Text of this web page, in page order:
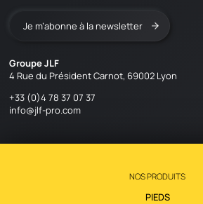
Je m’abonne à la newsletter
Groupe JLF
4 Rue du Président Carnot, 69002 Lyon
+33 (0)4 78 37 07 37
info@jlf-pro.com
NOS PRODUITS
PIEDS